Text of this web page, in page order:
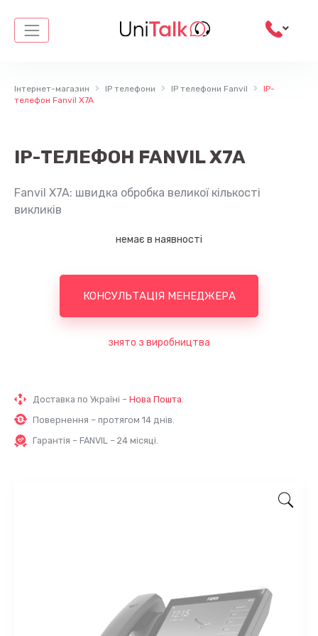
content
Інтернет-магазин IP телефони IP телефони Fanvil
IP-
телефон Fanvil X7A
IP-ТЕЛЕФОН FANVIL X7A
Fanvil X7A: швидка обробка великої кількості
викликів
немає в наявності
КОНСУЛЬТАЦІЯ МЕНЕДЖЕРА
знято з виробництва
Доставка по Україні – Нова Пошта.
Повернення – протягом 14 днів.
Гарантія – FANVIL – 24 місяці.